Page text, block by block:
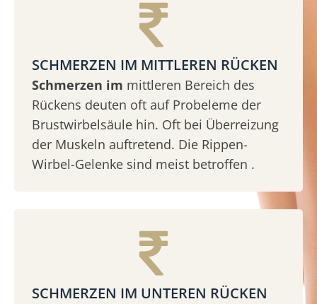
SCHMERZEN IM MITTLEREN RÜCKEN
Schmerzen im mittleren Bereich des
Rückens deuten oft auf Probeleme der
Brustwirbelsäule hin. Oft bei Überreizung
der Muskeln auftretend. Die Rippen-
Wirbel-Gelenke sind meist betroffen .
SCHMERZEN IM UNTEREN RÜCKEN